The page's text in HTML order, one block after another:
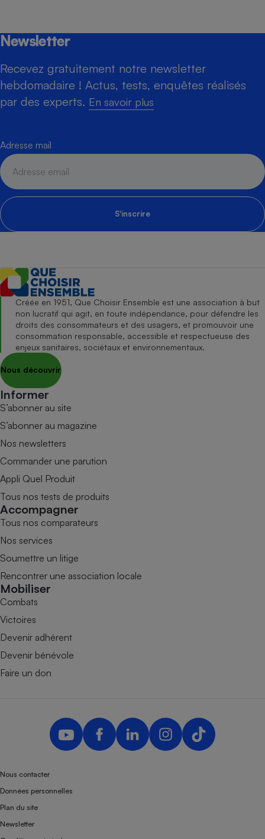
Newsletter
Recevez gratuitement notre newsletter
hebdomadaire ! Actus, tests, enquêtes réalisés
par des experts. En savoir plus
Adresse mail
S'inscrire
Créée en 1951, Que Choisir Ensemble est une association à but
non lucratif qui agit, en toute indépendance, pour défendre les
droits des consommateurs et des usagers, et promouvoir une
consommation responsable, accessible et respectueuse des
enjeux sanitaires, sociétaux et environnementaux.
Nous découvrir
Informer
S’abonner au site
S’abonner au magazine
Nos newsletters
Commander une parution
Appli Quel Produit
Tous nos tests de produits
Accompagner
Tous nos comparateurs
Nos services
Soumettre un litige
Rencontrer une association locale
Mobiliser
Combats
Victoires
Devenir adhérent
Devenir bénévole
Faire un don
Nous contacter
Données personnelles
Plan du site
Newsletter